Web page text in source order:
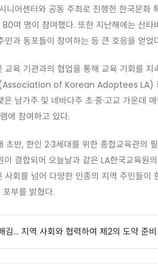
어센터와 공동 주최로 진행한 한국문화
여 명이 참여했다. 또한 지난해에는 산
과 동포들이 참여하는 등 큰 호응을 얻었
교육 기관과의 협업을 통해 교육 기회를
of Korean Adoptees LA)
남가주 및 네바다주 초·중·고교 가운데
에 참여하고 있다.
초반, 한인 2·3세대를 위한 종합교육관의
결합되어 오늘날과 같은 LA한국교육원
회를 넘어 다양한 인종의 지역 주민들이
부를 밝혔다.
김... 지역 사회와 협력하여 제2의 도약 준